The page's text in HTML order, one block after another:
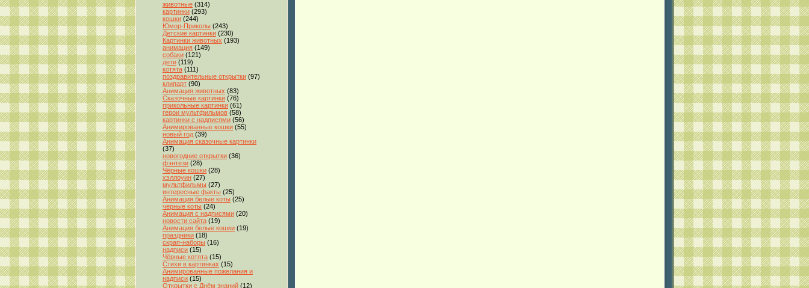
животные (314)
картинки (293)
кошки (244)
Юмор-Приколы (243)
Детские картинки (230)
Картинки животных (193)
анимация (149)
собаки (121)
дети (119)
котята (111)
поздравительные открытки (97)
клипарт (90)
Анимация животных (83)
Сказочные картинки (76)
прикольные картинки (61)
герои мультфильмов (58)
картинки с надписями (56)
Анимированные кошки (55)
новый год (39)
Анимация сказочные картинки
(37)
новогодние открытки (36)
фэнтези (28)
Чёрные кошки (28)
хэллоуин (27)
мультфильмы (27)
интересные факты (25)
Анимация белые коты (25)
черные коты (24)
Анимация с надписями (20)
новости сайта (19)
Анимация белые кошки (19)
праздники (18)
скрап-наборы (16)
надписи (15)
Чёрные котята (15)
Стихи в картинках (15)
Анимированные пожелания и
надписи (15)
Открытки с Днём знаний (12)